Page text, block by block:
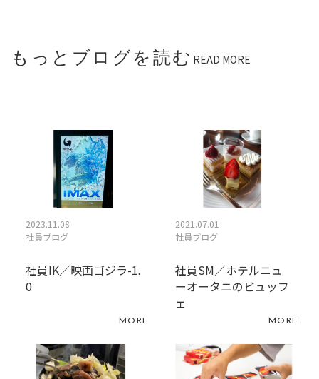
もっとブログを読む READ MORE
2023.11.08
社員ブログ
社員IK／映画ゴジラ-1.
0
MORE
2021.07.01
社員ブログ
社員SM／ホテルニュ
ーオータニのビュッフ
ェ
MORE